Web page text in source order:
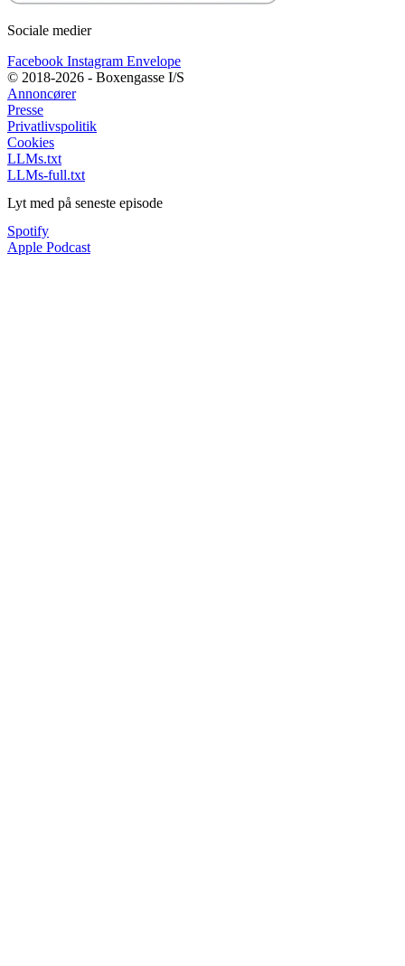
Sociale medier
Facebook Instagram Envelope
© 2018-2026 - Boxengasse I/S
Annoncører
Presse
Privatlivspolitik
Cookies
LLMs.txt
LLMs-full.txt
Lyt med på seneste episode
Spotify
Apple Podcast